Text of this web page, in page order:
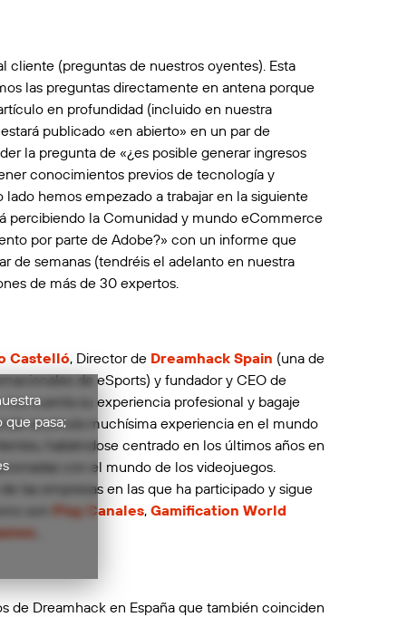
cliente (preguntas de nuestros oyentes). Esta
las preguntas directamente en antena porque
en profundidad (incluido en nuestra
publicado «en abierto» en un par de
la pregunta de «¿es posible generar ingresos
conocimientos previos de tecnología y
lado hemos empezado a trabajar en la siguiente
percibiendo la Comunidad y mundo eCommerce
por parte de Adobe?» con un informe que
de semanas (tendréis el adelanto en nuestra
de más de 30 expertos.
Castelló, Director de Dreamhack Spain (una de
de eSports) y fundador y CEO de
cuenta su experiencia profesional y bagaje
acumula muchísima experiencia en el mundo
habiéndose centrado en los últimos años en
con el mundo de los videojuegos.
las empresas en las que ha participado y sigue
son
Play Canales, Gamification World
de Dreamhack en España que también coinciden
que pasa;